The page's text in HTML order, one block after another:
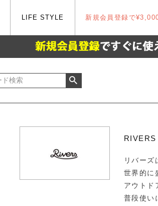
LIFE STYLE 新規会員登録で
リバーズ
世界的に
アウトド
普段使い